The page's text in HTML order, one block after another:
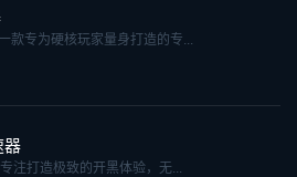
款专为硬核玩家量身打造的专...
器
注打造极致的开黑体验，无...